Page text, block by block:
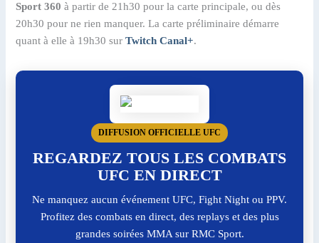
Sport 360 à partir de 21h30 pour la carte principale, ou dès
20h30 pour ne rien manquer. La carte préliminaire démarre
quant à elle à 19h30 surTwitch Canal+.
DIFFUSION OFFICIELLE UFC
REGARDEZ TOUS LES COMBATS
UFC EN DIRECT
Ne manquez aucun événement UFC, Fight Night ou PPV.
Profitez des combats en direct, des replays et des plus
grandes soirées MMA sur RMC Sport.